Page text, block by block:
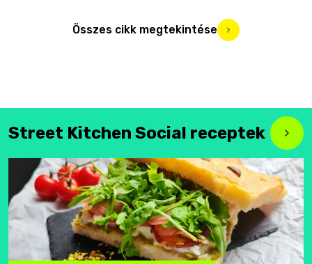
Összes cikk megtekintése
Street Kitchen Social receptek